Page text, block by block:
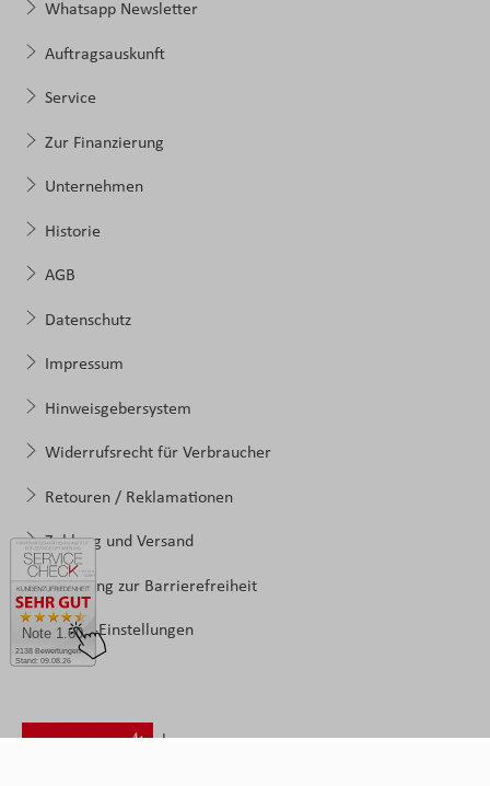
2138 Bewertungen
Stand: 09.08.26
Note 1.60
Whatsapp Newsletter
Auftragsauskunft
Service
Zur Finanzierung
Unternehmen
Historie
AGB
Datenschutz
Impressum
Hinweisgebersystem
Widerrufsrecht für Verbraucher
Retouren / Reklamationen
Zahlung und Versand
Erklärung zur Barrierefreiheit
Cookie-Einstellungen
Folgen